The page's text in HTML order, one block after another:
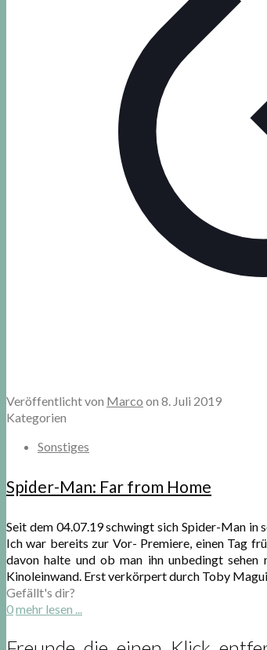
Veröffentlicht von Marco on 8. Juli 2019
Kategorien
Sonstiges
Spider-Man: Far from Home
Seit dem 04.07.19 schwingt sich Spider-Man in
Ich war bereits zur Vor- Premiere, einen Tag
davon halte und ob man ihn unbedingt
Kinoleinwand. Erst verkörpert durch Toby
Gefällt's dir?
0mehr lesen ...